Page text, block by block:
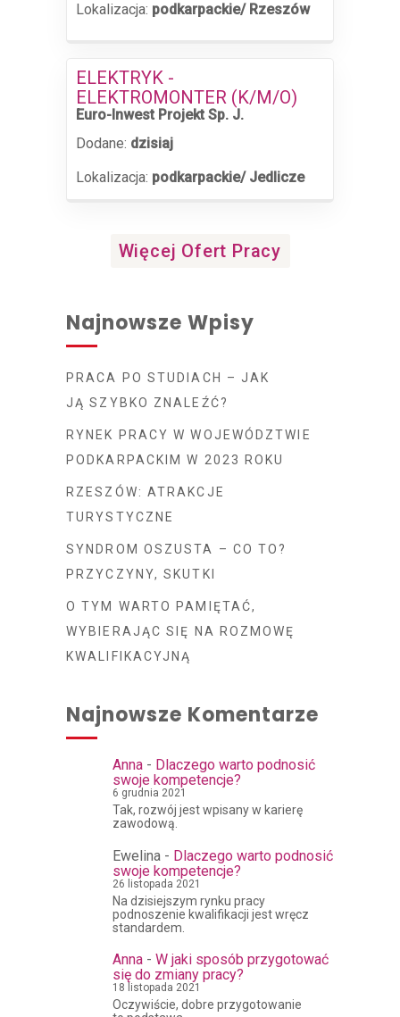
Lokalizacja: podkarpackie/ Rzeszów
ELEKTRYK -
ELEKTROMONTER (K/M/O)
Euro-Inwest Projekt Sp. J.
Dodane: dzisiaj
Lokalizacja: podkarpackie/ Jedlicze
Więcej Ofert Pracy
Najnowsze Wpisy
PRACA PO STUDIACH – JAK
JĄ SZYBKO ZNALEŹĆ?
RYNEK PRACY W WOJEWÓDZTWIE
PODKARPACKIM W 2023 ROKU
RZESZÓW: ATRAKCJE
TURYSTYCZNE
SYNDROM OSZUSTA – CO TO?
PRZYCZYNY, SKUTKI
O TYM WARTO PAMIĘTAĆ,
WYBIERAJĄC SIĘ NA ROZMOWĘ
KWALIFIKACYJNĄ
Najnowsze Komentarze
Anna - Dlaczego warto podnosić
swoje kompetencje?
6 grudnia 2021
Tak, rozwój jest wpisany w karierę
zawodową.
Ewelina - Dlaczego warto podnosić
swoje kompetencje?
26 listopada 2021
Na dzisiejszym rynku pracy
podnoszenie kwalifikacji jest wręcz
standardem.
Anna - W jaki sposób przygotować
się do zmiany pracy?
18 listopada 2021
Oczywiście, dobre przygotowanie